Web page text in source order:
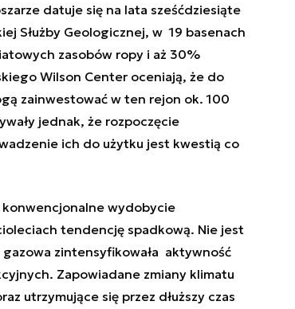
datuje się na lata sześćdziesiąte
Służby Geologicznej, w 19 basenach
zasobów ropy i aż 30%
Wilson Center oceniają, że do
zainwestować w ten rejon ok. 100
jednak, że rozpoczęcie
ich do użytku jest kwestią co
wydobycie
tendencję spadkową. Nie jest
zintensyfikowała aktywność
Zapowiadane zmiany klimatu
utrzymujące się przez dłuższy czas